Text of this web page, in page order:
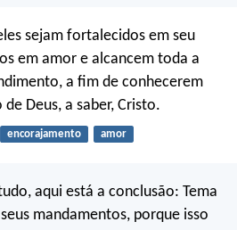
sejam fortalecidos em seu
em amor e alcancem toda a
a fim de conhecerem
Deus, a saber, Cristo.
encorajamento amor
aqui está a conclusão: Tema
mandamentos, porque isso